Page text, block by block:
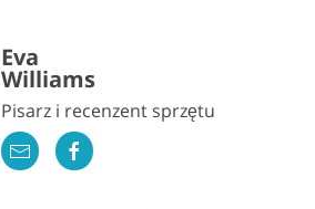
Eva
Williams
Pisarz i recenzent sprzętu